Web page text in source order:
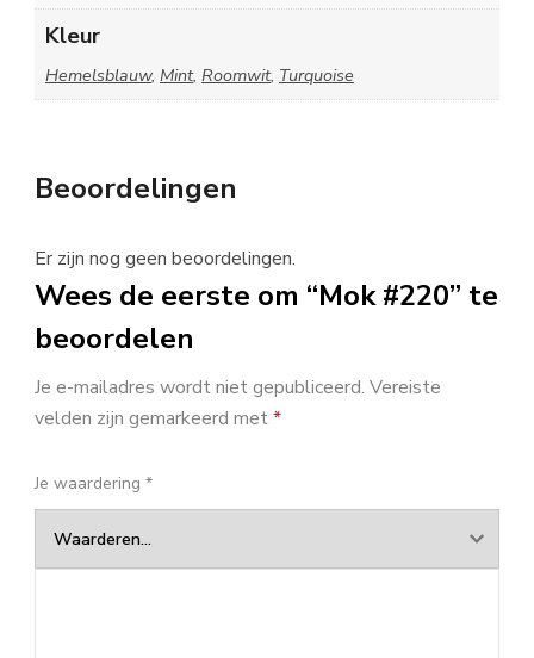
Kleur
Hemelsblauw, Mint, Roomwit, Turquoise
Beoordelingen
Er zijn nog geen beoordelingen.
Wees de eerste om “Mok #220” te
beoordelen
Je e-mailadres wordt niet gepubliceerd. Vereiste
velden zijn gemarkeerd met*
Je waardering *